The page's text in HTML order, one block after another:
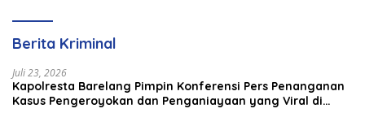
Berita Kriminal
Juli 23, 2026
Kapolresta Barelang Pimpin Konferensi Pers Penanganan
Kasus Pengeroyokan dan Penganiayaan yang Viral di